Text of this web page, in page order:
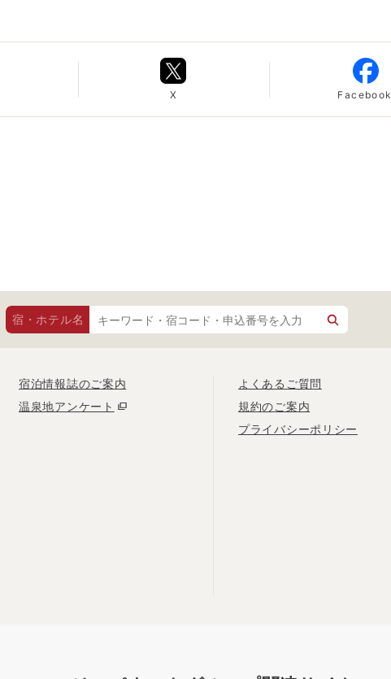
X Facebook
宿・ホテル名
宿泊情報誌のご案内
温泉地アンケート
よくあるご質問
規約のご案内
プライバシーポリシー